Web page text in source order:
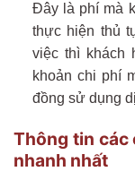
Đây là phí mà
thực hiện thủ
việc thì khách
khoản chi phí
đồng sử dụng
Thông tin các
nhanh nhất